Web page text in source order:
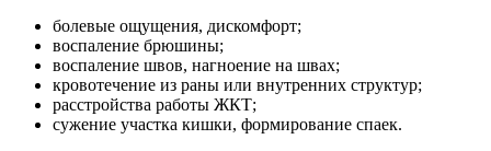
болевые ощущения, дискомфорт;
воспаление брюшины;
воспаление швов, нагноение на швах;
кровотечение из раны или внутренних структур;
расстройства работы ЖКТ;
сужение участка кишки, формирование спаек.